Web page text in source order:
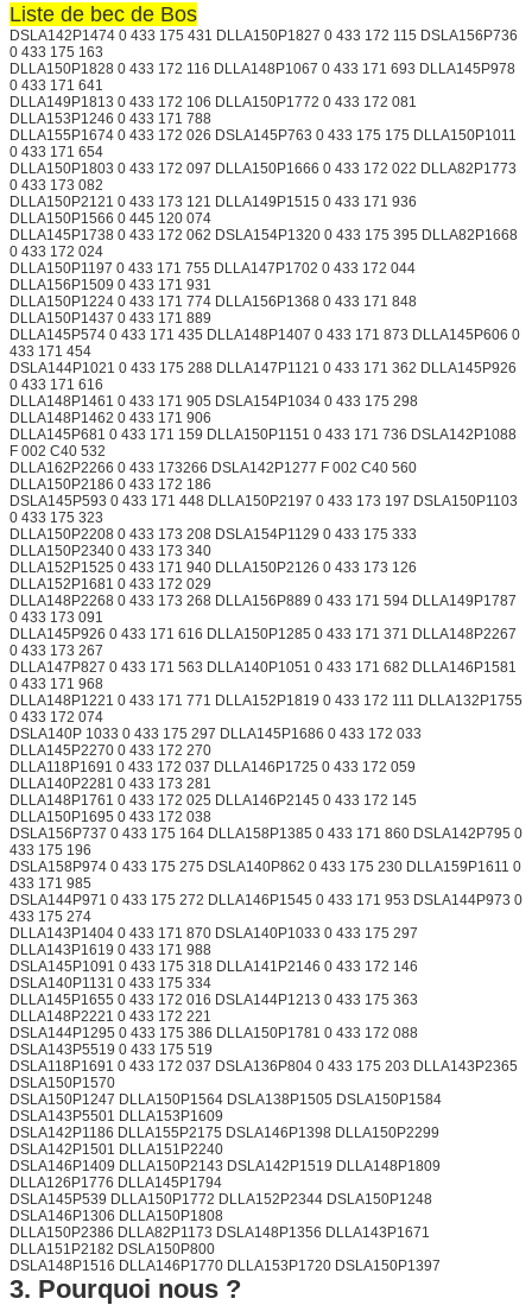
Liste de bec de Bos
DSLA142P1474 0 433 175 431 DLLA150P1827 0 433 172 115 DSLA156P736
0 433 175 163
DLLA150P1828 0 433 172 116 DLLA148P1067 0 433 171 693 DLLA145P978
0 433 171 641
DLLA149P1813 0 433 172 106 DLLA150P1772 0 433 172 081
DLLA153P1246 0 433 171 788
DLLA155P1674 0 433 172 026 DSLA145P763 0 433 175 175 DLLA150P1011
0 433 171 654
DLLA150P1803 0 433 172 097 DLLA150P1666 0 433 172 022 DLLA82P1773
0 433 173 082
DLLA150P2121 0 433 173 121 DLLA149P1515 0 433 171 936
DLLA150P1566 0 445 120 074
DLLA145P1738 0 433 172 062 DSLA154P1320 0 433 175 395 DLLA82P1668
0 433 172 024
DLLA150P1197 0 433 171 755 DLLA147P1702 0 433 172 044
DLLA156P1509 0 433 171 931
DLLA150P1224 0 433 171 774 DLLA156P1368 0 433 171 848
DLLA150P1437 0 433 171 889
DLLA145P574 0 433 171 435 DLLA148P1407 0 433 171 873 DLLA145P606 0
433 171 454
DSLA144P1021 0 433 175 288 DLLA147P1121 0 433 171 362 DLLA145P926
0 433 171 616
DLLA148P1461 0 433 171 905 DSLA154P1034 0 433 175 298
DLLA148P1462 0 433 171 906
DLLA145P681 0 433 171 159 DLLA150P1151 0 433 171 736 DSLA142P1088
F 002 C40 532
DLLA162P2266 0 433 173266 DSLA142P1277 F 002 C40 560
DLLA150P2186 0 433 172 186
DSLA145P593 0 433 171 448 DLLA150P2197 0 433 173 197 DSLA150P1103
0 433 175 323
DLLA150P2208 0 433 173 208 DSLA154P1129 0 433 175 333
DLLA150P2340 0 433 173 340
DLLA152P1525 0 433 171 940 DLLA150P2126 0 433 173 126
DLLA152P1681 0 433 172 029
DLLA148P2268 0 433 173 268 DLLA156P889 0 433 171 594 DLLA149P1787
0 433 173 091
DLLA145P926 0 433 171 616 DLLA150P1285 0 433 171 371 DLLA148P2267
0 433 173 267
DLLA147P827 0 433 171 563 DLLA140P1051 0 433 171 682 DLLA146P1581
0 433 171 968
DLLA148P1221 0 433 171 771 DLLA152P1819 0 433 172 111 DLLA132P1755
0 433 172 074
DSLA140P 1033 0 433 175 297 DLLA145P1686 0 433 172 033
DLLA145P2270 0 433 172 270
DLLA118P1691 0 433 172 037 DLLA146P1725 0 433 172 059
DLLA140P2281 0 433 173 281
DLLA148P1761 0 433 172 025 DLLA146P2145 0 433 172 145
DLLA150P1695 0 433 172 038
DSLA156P737 0 433 175 164 DLLA158P1385 0 433 171 860 DSLA142P795 0
433 175 196
DSLA158P974 0 433 175 275 DSLA140P862 0 433 175 230 DLLA159P1611 0
433 171 985
DSLA144P971 0 433 175 272 DLLA146P1545 0 433 171 953 DSLA144P973 0
433 175 274
DLLA143P1404 0 433 171 870 DSLA140P1033 0 433 175 297
DLLA143P1619 0 433 171 988
DSLA145P1091 0 433 175 318 DLLA141P2146 0 433 172 146
DSLA140P1131 0 433 175 334
DLLA145P1655 0 433 172 016 DSLA144P1213 0 433 175 363
DLLA148P2221 0 433 172 221
DSLA144P1295 0 433 175 386 DLLA150P1781 0 433 172 088
DSLA143P5519 0 433 175 519
DSLA118P1691 0 433 172 037 DSLA136P804 0 433 175 203 DLLA143P2365
DSLA150P1570
DSLA150P1247 DLLA150P1564 DSLA138P1505 DSLA150P1584
DSLA143P5501 DLLA153P1609
DSLA142P1186 DLLA155P2175 DSLA146P1398 DLLA150P2299
DSLA142P1501 DLLA151P2240
DSLA146P1409 DLLA150P2143 DSLA142P1519 DLLA148P1809
DLLA126P1776 DLLA145P1794
DSLA145P539 DLLA150P1772 DLLA152P2344 DSLA150P1248
DSLA146P1306 DLLA150P1808
DLLA150P2386 DLLA82P1173 DSLA148P1356 DLLA143P1671
DLLA151P2182 DSLA150P800
DSLA148P1516 DLLA146P1770 DLLA153P1720 DSLA150P1397
3. Pourquoi nous ?